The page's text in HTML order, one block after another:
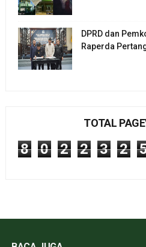
DPRD dan
Raperda
TOTAL
8 0 2 2 3 2